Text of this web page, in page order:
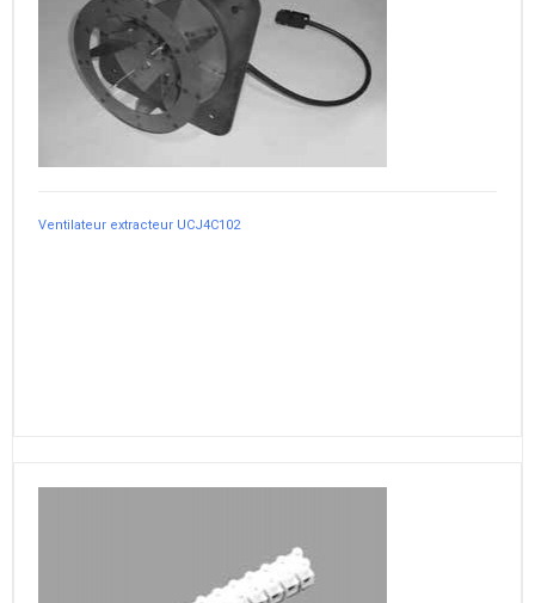
Ventilateur extracteur UCJ4C102